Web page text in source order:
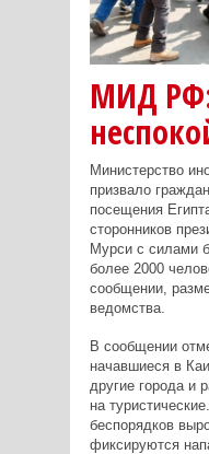
МИД РФ:
Министерство
призвало
посещения
сторонников
Мурси с силами
более 2000
сообщении,
ведомства.
В сообщении
начавшиеся в
другие города и
на
беспорядков
фиксируются